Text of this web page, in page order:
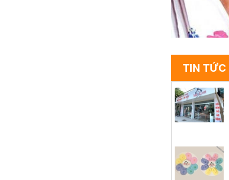
TIN TỨC